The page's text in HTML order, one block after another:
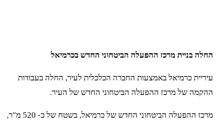
החלה בניית מרכז ההפעלה הביטחוני החדש בכרמיאל
עיריית כרמיאל באמצעות החברה הכלכלית לעיר, החלה בעבודות
ההקמה של מרכז ההפעלה הביטחוני החדש של העיר.
מרכז ההפעלה הביטחוני החדש של כרמיאל, בשטח של כ- 520 מ"ר,